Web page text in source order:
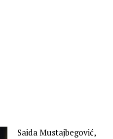
Saida Mustajbegović,